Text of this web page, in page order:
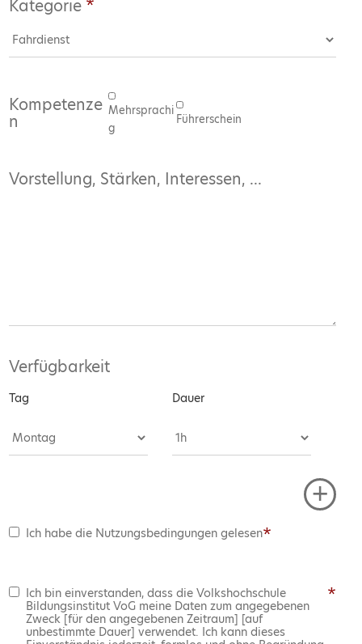
Kategorie *
Kompetenze
n
Mehrsprachi
g
Führerschein
Vorstellung, Stärken, Interessen, ...
Verfügbarkeit
Tag Dauer
+
*
Ich habe die Nutzungsbedingungen gelesen
*
Ich bin einverstanden, dass die Volkshochschule
Bildungsinstitut VoG meine Daten zum angegebenen
Zweck [für den angegebenen Zeitraum] [auf
unbestimmte Dauer] verwendet. Ich kann dieses